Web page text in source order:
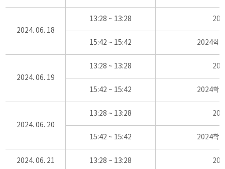
2024. 06. 18
13:28 ~ 13:28
15:42 ~ 15:42 2024학
2024. 06. 19
13:28 ~ 13:28
15:42 ~ 15:42 2024학
2024. 06. 20
13:28 ~ 13:28
15:42 ~ 15:42 2024학
2024. 06. 21 13:28 ~ 13:28